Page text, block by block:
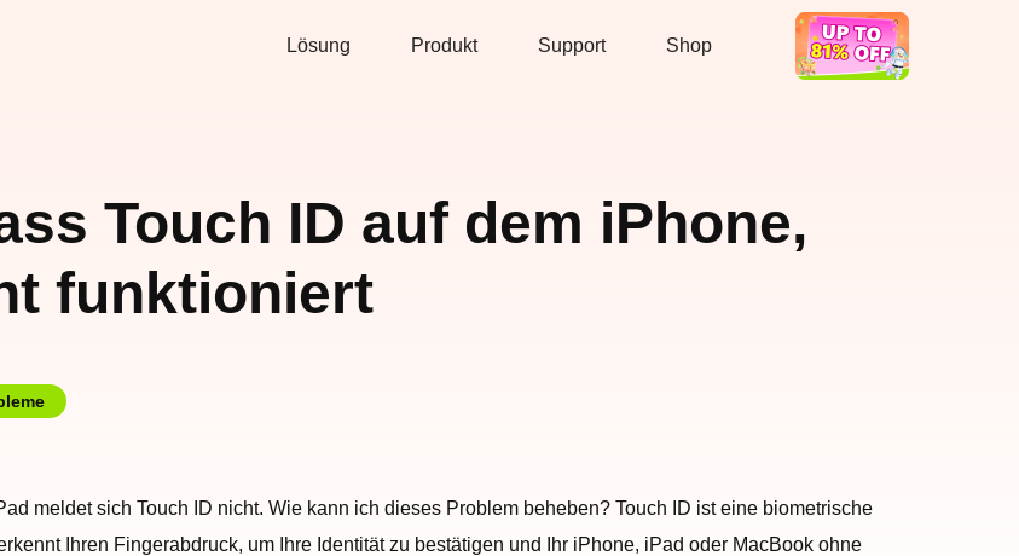
Lösung Produkt Support Shop
Hot Deal
Touch ID auf dem iPhone,
funktioniert
meldet sich Touch ID nicht. Wie kann ich dieses Problem beheben? Touch ID ist eine biometrische
Ihren Fingerabdruck, um Ihre Identität zu bestätigen und Ihr iPhone, iPad oder MacBook ohne